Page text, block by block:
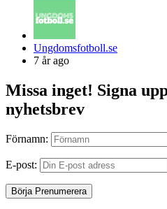
Posted
by
Ungdomsfotboll.se
7 år ago
Missa inget! Signa
nyhetsbrev
Förnamn:
E-post: